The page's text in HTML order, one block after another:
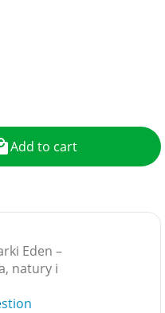
Add to cart
Eden –
natury i